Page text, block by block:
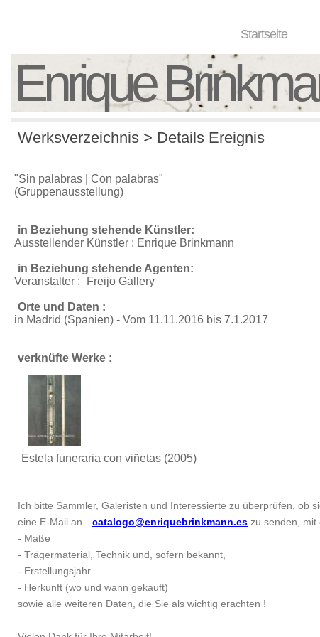
Startseite
Enrique
Werksverzeichnis > Details Ereignis
"Sin palabras | Con palabras"
(Gruppenausstellung)
in Beziehung stehende Künstler:
Ausstellender Künstler : Enrique Brinkmann
in Beziehung stehende Agenten:
Veranstalter :
Freijo Gallery
Orte und Daten :
in Madrid (Spanien) - Vom 11.11.2016 bis 7.1.2017
verknüfte Werke :
Estela funeraria con viñetas (2005)
Ich bitte Sammler, Galeristen und Interessierte zu überprüfen, ob
eine E-Mail an
catalogo@enriquebrinkmann.es zu senden, mit
- Maße
- Trägermaterial, Technik und, sofern bekannt,
- Erstellungsjahr
- Herkunft (wo und wann gekauft)
sowie alle weiteren Daten, die Sie als wichtig erachten !